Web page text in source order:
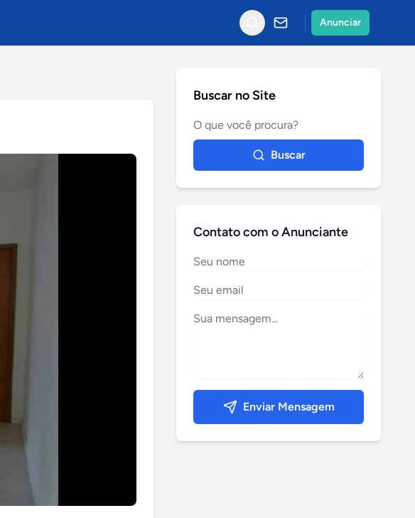
Anunciar
Buscar no Site
Buscar
Contato com o Anunciante
Enviar Mensagem